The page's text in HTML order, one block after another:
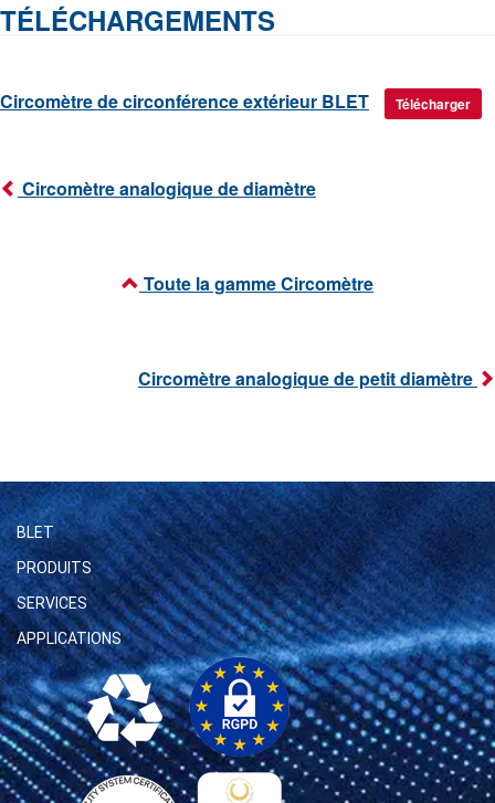
TÉLÉCHARGEMENTS
Circomètre de circonférence extérieur BLET Télécharger
Circomètre analogique de diamètre
Toute la gamme Circomètre
Circomètre analogique de petit diamètre
BLET
PRODUITS
SERVICES
APPLICATIONS